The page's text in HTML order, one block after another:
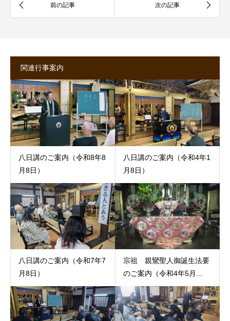
関連行事案内
八日講のご案内（令和8年8
月8日）
八日講のご案内（令和4年1
月8日）
八日講のご案内（令和7年7
月8日）
宗祖 親鸞聖人御誕生法要
のご案内（令和4年5月...